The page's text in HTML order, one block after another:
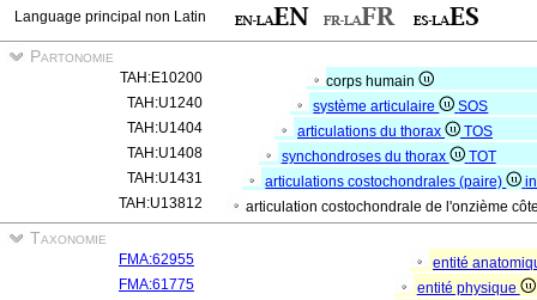
Language principal non Latin
Partonomie
TAH:E10200
corps humain
TAH:U1240
système articulaire
SOS
TAH:U1404
articulations du thorax
TOS
TAH:U1408
synchondroses du thorax
TOT
TAH:U1431
articulations costochondrales (paire)
TAH:U13812
articulation costochondrale de l'onzième
Taxonomie
FMA:62955
entité
FMA:61775
entité physique